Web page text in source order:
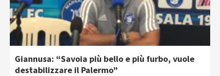
Giannusa: “Savoia più bello e più furbo, vuole
destabilizzare il Palermo”